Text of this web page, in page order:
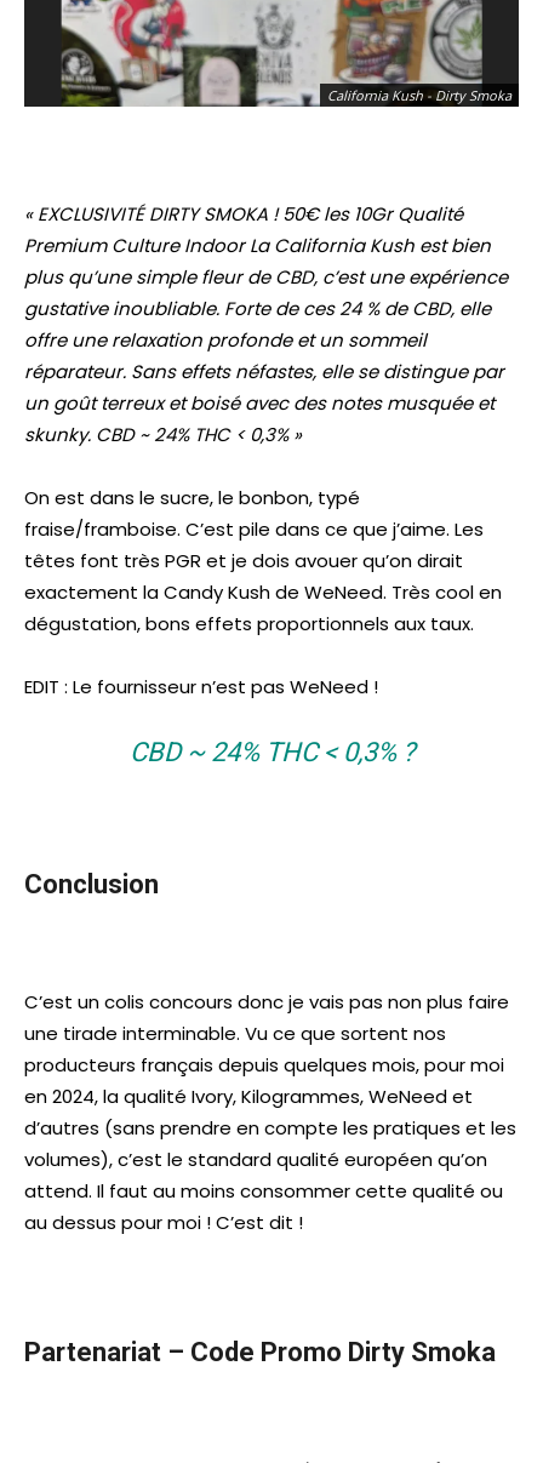
California Kush - Dirty Smoka
« EXCLUSIVITÉ DIRTY SMOKA ! 50€ les 10Gr Qualité
Premium Culture Indoor La California Kush est bien
plus qu’une simple fleur de CBD, c’est une expérience
gustative inoubliable. Forte de ces 24 % de CBD, elle
offre une relaxation profonde et un sommeil
réparateur. Sans effets néfastes, elle se distingue par
un goût terreux et boisé avec des notes musquée et
skunky. CBD ~ 24% THC < 0,3% »
On est dans le sucre, le bonbon, typé
fraise/framboise. C’est pile dans ce que j’aime. Les
têtes font très PGR et je dois avouer qu’on dirait
exactement la Candy Kush de WeNeed. Très cool en
dégustation, bons effets proportionnels aux taux.
EDIT : Le fournisseur n’est pas WeNeed !
CBD ~ 24% THC < 0,3% ?
Conclusion
C’est un colis concours donc je vais pas non plus faire
une tirade interminable. Vu ce que sortent nos
producteurs français depuis quelques mois, pour moi
en 2024, la qualité Ivory, Kilogrammes, WeNeed et
d’autres (sans prendre en compte les pratiques et les
volumes), c’est le standard qualité européen qu’on
attend. Il faut au moins consommer cette qualité ou
au dessus pour moi ! C’est dit !
Partenariat – Code Promo Dirty Smoka